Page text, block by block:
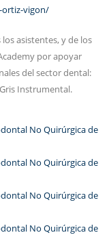
vigon/
asistentes, y de los
por apoyar
del sector dental:
Instrumental.